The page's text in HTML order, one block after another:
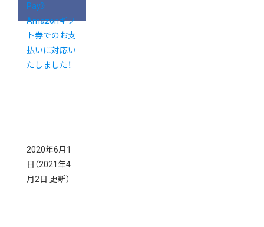
Pay》
Amazonギフ
ト券でのお支
払いに対応い
たしました！
2020年6月1
日 （2021年4
月2日 更新）